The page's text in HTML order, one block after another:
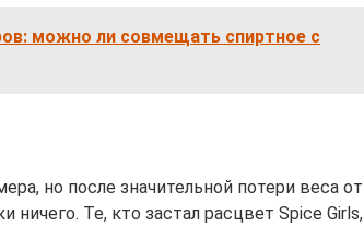
можно ли совмещать спиртное с
но после значительной потери веса от
ничего. Те, кто застал расцвет Spice Girls,